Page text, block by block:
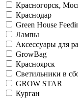
Красногорск,
Краснодар
Green House
Лампы
Аксессуары для
GrowBag
Красноярск
Светильники в
GROW STAR
Курган